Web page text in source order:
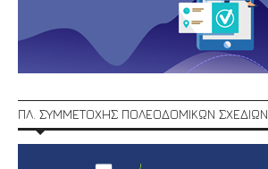
ΠΛ. ΣΥΜΜΕΤΟΧΗΣ ΠΟΛΕΟΔΟΜΙΚΩΝ ΣΧΕΔΙΩΝ